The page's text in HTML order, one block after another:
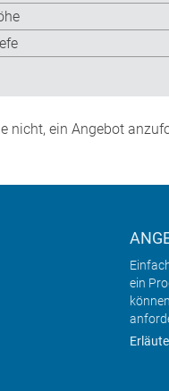
nicht, ein Angebot
ein